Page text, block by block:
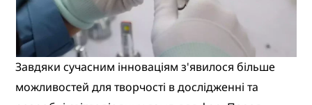
Завдяки сучасним інноваціям з'явилося більше
можливостей для творчості в дослідженні та